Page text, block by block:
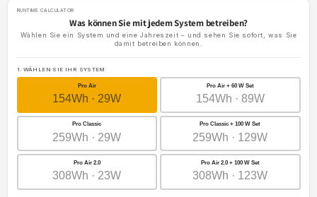
RUNTIME CALCULATOR
Was können Sie mit jedem System betreiben?
Wählen Sie ein System und eine Jahreszeit – und sehen Sie sofort, was Sie
damit betreiben können.
1. WÄHLEN SIE IHR SYSTEM
Pro Air
154Wh · 29W
Pro Air + 60 W Set
154Wh · 89W
Pro Classic
259Wh · 29W
Pro Classic + 100 W Set
259Wh · 129W
Pro Air 2.0
308Wh · 23W
Pro Air 2.0 + 100 W Set
308Wh · 123W